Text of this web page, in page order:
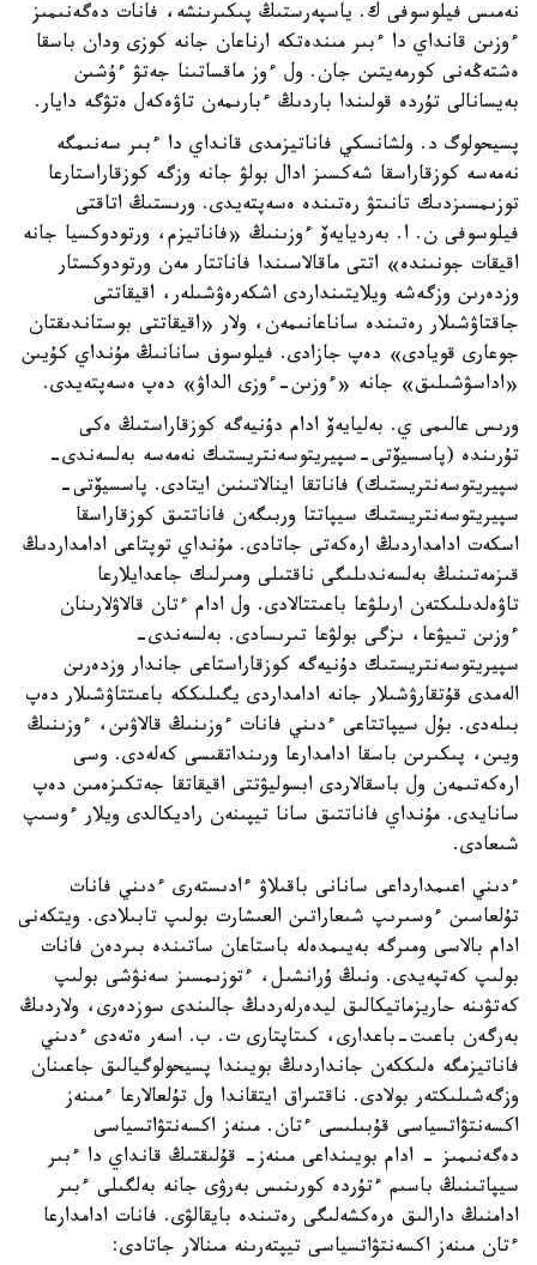
نەمىس فيلوسوفى ك. ياسپەرستىڭ پىكىرىنشە، فانات دەگەنىمىز
ءوزىن قانداي دا ءبىر مىندەتكە ارناعان جانە كوزى ودان باسقا
ەشتەڭەنى كورمەيتىن جان. ول ءوز ماقساتىنا جەتۋ ءۇشىن
بەيسانالى تۇردە قولىندا باردىڭ ءبارىمەن تاۋەكەل ەتۋگە دايار.
پسيحولوگ د. ولشانسكي فاناتيزمدى قانداي دا ءبىر سەنىمگە
نەمەسە كوزقاراسقا شەكسىز ادال بولۋ جانە وزگە كوزقاراستارعا
توزىمسىزدىك تانىتۋ رەتىندە ەسەپتەيدى. ورىستىڭ اتاقتى
فيلوسوفى ن. ا. بەرديايەۆ ءوزىنىڭ «فاناتيزم، ورتودوكسيا جانە
اقيقات جونىندە» اتتى ماقالاسىندا فاناتتار مەن ورتودوكستار
وزدەرىن وزگەشە ويلايتىنداردى اشكەرەۋشىلەر، اقيقاتتى
جاقتاۋشىلار رەتىندە ساناعانىمەن، ولار «اقيقاتتى بوستاندىقتان
جوعارى قويادى» دەپ جازادى. فيلوسوف سانانىڭ مۇنداي كۇيىن
«اداسۋشىلىق» جانە «ءوزىن-ءوزى الداۋ» دەپ ەسەپتەيدى.
ورىس عالىمى ي. بەليايەۆ ادام دۇنيەگە كوزقاراستىڭ ەكى
تۇرىندە (پاسسيۆتى-سپيريتوسەنتريستىك نەمەسە بەلسەندى-
سپيريتوسەنتريستىك) فاناتقا اينالاتىنىن ايتادى. پاسسيۆتى-
سپيريتوسەنتريستىك سيپاتتا وربىگەن فاناتتىق كوزقاراسقا
اسكەت ادامداردىڭ ارەكەتى جاتادى. مۇنداي توپتاعى ادامداردىڭ
قىزمەتىنىڭ بەلسەندىلىگى ناقتىلى ومىرلىك جاعدايلارعا
تاۋەلدىلىكتەن ارىلۋعا باعىتتالادى. ول ادام ءتان قالاۋلارىنان
ءوزىن تىيۋعا، ىزگى بولۋعا تىرىسادى. بەلسەندى-
سپيريتوسەنتريستىك دۇنيەگە كوزقاراستاعى جاندار وزدەرىن
الەمدى قۇتقارۋشىلار جانە ادامداردى يگىلىككە باعىتتاۋشىلار دەپ
بىلەدى. بۇل سيپاتتاعى ءدىني فانات ءوزىنىڭ قالاۋىن، ءوزىنىڭ
ويىن، پىكىرىن باسقا ادامدارعا ورىنداتقىسى كەلەدى. وسى
ارەكەتىمەن ول باسقالاردى ابسوليۋتتى اقيقاتقا جەتكىزەمىن دەپ
سانايدى. مۇنداي فاناتتىق سانا تيپىنەن راديكالدى ويلار ءوسىپ
شىعادى.
ءدىني اعىمدارداعى سانانى باقىلاۋ ءادىستەرى ءدىني فانات
تۇلعاسىن ءوسىرىپ شىعاراتىن العىشارت بولىپ تابىلادى. ويتكەنى
ادام بالاسى ومىرگە بەيىمدەلە باستاعان ساتىندە بىردەن فانات
بولىپ كەتپەيدى. ونىڭ ۇرانشىل، ءتوزىمسىز سەنۋشى بولىپ
كەتۋىنە حاريزماتيكالىق ليدەرلەردىڭ جالىندى سوزدەرى، ولاردىڭ
بەرگەن باعىت-باعدارى، كىتاپتارى ت. ب. اسەر ەتەدى ءدىني
فاناتيزمگە ەلىككەن جانداردىڭ بويىندا پسيحولوگيالىق جاعىنان
وزگەشىلىكتەر بولادى. ناقتىراق ايتقاندا ول تۇلعالارعا ءمىنەز
اكسەنتۋاتسياسى قۇبىلىسى ءتان. مىنەز اكسەنتۋاتسياسى
دەگەنىمىز - ادام بويىنداعى مىنەز- قۇلىقتىڭ قانداي دا ءبىر
سيپاتىنىڭ باسىم ءتۇردە كورىنىس بەرۋى جانە بەلگىلى ءبىر
ادامنىڭ دارالىق ەرەكشەلىگى رەتىندە بايقالۋى. فانات ادامدارعا
ءتان مىنەز اكسەنتۋاتسياسى تيپتەرىنە مىنالار جاتادى: